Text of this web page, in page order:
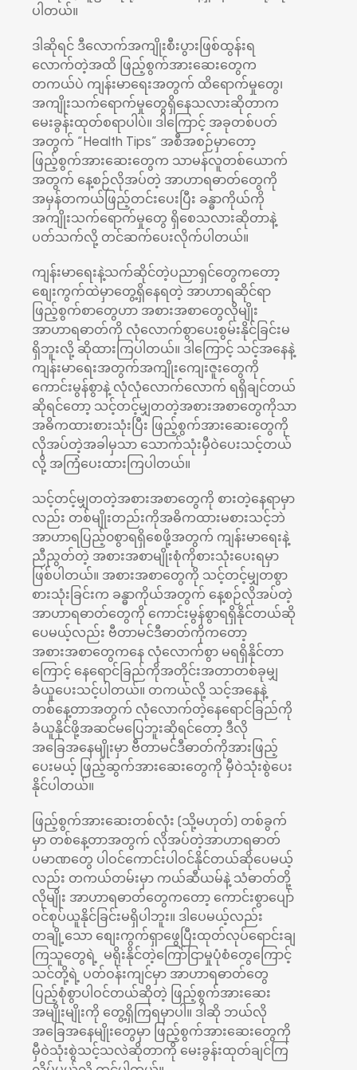
ပါတယ်။
ဒါဆိုရင် ဒီလောက်အကျိုးစီးပွားဖြစ်ထွန်းရ
လောက်တဲ့အထိ ဖြည့်စွက်အားဆေးတွေက
တကယ်ပဲ ကျန်းမာရေးအတွက် ထိရောက်မှုတွေ၊
အကျိုးသက်ရောက်မှုတွေရှိနေသလားဆိုတာက
မေးခွန်းထုတ်စရာပါပဲ။ ဒါကြောင့် အခုတစ်ပတ်
အတွက် “Health Tips” အစီအစဉ်မှာတော့
ဖြည့်စွက်အားဆေးတွေက သာမန်လူတစ်ယောက်
အတွက် နေ့စဉ်လိုအပ်တဲ့ အာဟာရဓာတ်တွေကို
အမှန်တကယ်ဖြည့်တင်းပေးပြီး ခန္ဓာကိုယ်ကို
အကျိုးသက်ရောက်မှုတွေ ရှိစေသလားဆိုတာနဲ့
ပတ်သက်လို့ တင်ဆက်ပေးလိုက်ပါတယ်။
ကျန်းမာရေးနဲ့သက်ဆိုင်တဲ့ပညာရှင်တွေကတော့
စျေးကွက်ထဲမှာတွေ့ရှိနေရတဲ့ အာဟာရဆိုင်ရာ
ဖြည့်စွက်စာတွေဟာ အစားအစာတွေလိုမျိုး
အာဟာရဓာတ်ကို လုံလောက်စွာပေးစွမ်းနိုင်ခြင်းမ
ရှိဘူးလို့ ဆိုထားကြပါတယ်။ ဒါကြောင့် သင့်အနေနဲ့
ကျန်းမာရေးအတွက်အကျိုးကျေးဇူးတွေကို
ကောင်းမွန်စွာနဲ့ လုံလုံလောက်လောက် ရရှိချင်တယ်
ဆိုရင်တော့ သင့်တင့်မျှတတဲ့အစားအစာတွေကိုသာ
အဓိကထားစားသုံးပြီး ဖြည့်စွက်အားဆေးတွေကို
လိုအပ်တဲ့အခါမှသာ သောက်သုံးမှီဝဲပေးသင့်တယ်
လို့ အကြံပေးထားကြပါတယ်။
သင့်တင့်မျှတတဲ့အစားအစာတွေကို စားတဲ့နေရာမှာ
လည်း တစ်မျိုးတည်းကိုအဓိကထားမစားသင့်ဘဲ
အာဟာရပြည့်၀စွာရရှိစေဖို့အတွက် ကျန်းမာရေးနဲ့
ညီညွတ်တဲ့ အစားအစာမျိုးစုံကိုစားသုံးပေးရမှာ
ဖြစ်ပါတယ်။ အစားအစာတွေကို သင့်တင့်မျှတစွာ
စားသုံးခြင်းက ခန္ဓာကိုယ်အတွက် နေ့စဉ်လိုအပ်တဲ့
အာဟာရဓာတ်တွေကို ကောင်းမွန်စွာရရှိနိုင်တယ်ဆို
ပေမယ့်လည်း ဗီတာမင်ဒီဓာတ်ကိုကတော့
အစားအစာတွေကနေ လုံလောက်စွာ မရရှိနိုင်တာ
ကြောင့် နေရောင်ခြည်ကိုအတိုင်းအတာတစ်ခုမျှ
ခံယူပေးသင့်ပါတယ်။ တကယ်လို့ သင့်အနေနဲ့
တစ်နေ့တာအတွက် လုံလောက်တဲ့နေရောင်ခြည်ကို
ခံယူနိုင်ဖို့အဆင်မပြေဘူးဆိုရင်တော့ ဒီလို
အခြေအနေမျိုးမှာ ဗီတာမင်ဒီဓာတ်ကိုအားဖြည့်
ပေးမယ့် ဖြည့်ဆွက်အားဆေးတွေကို မှီဝဲသုံးစွဲပေး
နိုင်ပါတယ်။
ဖြည့်စွက်အားဆေးတစ်လုံး (သို့မဟုတ်) တစ်ခွက်
မှာ တစ်နေ့တာအတွက် လိုအပ်တဲ့အာဟာရဓာတ်
ပမာဏတွေ ပါဝင်ကောင်းပါဝင်နိုင်တယ်ဆိုပေမယ့်
လည်း တကယ်တမ်းမှာ ကယ်ဆီယမ်နဲ့ သံဓာတ်တို့
လိုမျိုး အာဟာရဓာတ်တွေကတော့ ကောင်းစွာပျော်
ဝင်စုပ်ယူနိုင်ခြင်းမရှိပါဘူး။ ဒါပေမယ့်လည်း
တချို့သော စျေးကွက်ရှာဖွေပြီးထုတ်လုပ်ရောင်းချ
ကြသူတွေရဲ့ မရိုးနိုင်တဲ့ကြော်ငြာမှုပုံစံတွေကြောင့်
သင်တို့ရဲ့ ပတ်ဝန်းကျင်မှာ အာဟာရဓာတ်တွေ
ပြည့်စုံစွာပါဝင်တယ်ဆိုတဲ့ ဖြည့်စွက်အားဆေး
အမျိုးမျိုးကို တွေ့ရှိကြရမှာပါ။ ဒါဆို ဘယ်လို
အခြေအနေမျိုးတွေမှာ ဖြည့်စွက်အားဆေးတွေကို
မှီဝဲသုံးစွဲသင့်သလဲဆိုတာကို မေးခွန်းထုတ်ချင်ကြ